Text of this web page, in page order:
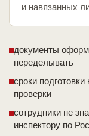
и навязанных
документы
переделывать
сроки
проверки
сотрудники не
инспектору по